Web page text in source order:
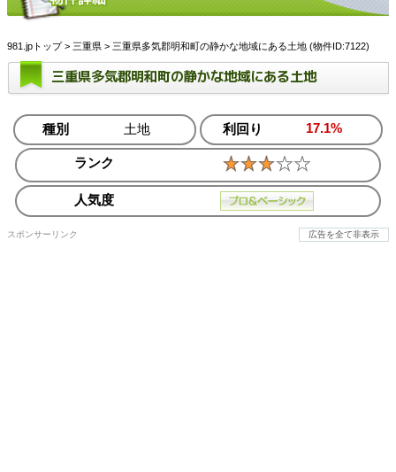
981.jpトップ> 三重県 > 三重県多気郡明和町の静かな地域にある土地 (物件ID:7122)
三重県多気郡明和町の静かな地域にある土地
種別 土地 利回り 17.1%
ランク
人気度
スポンサーリンク 広告を全て非表示